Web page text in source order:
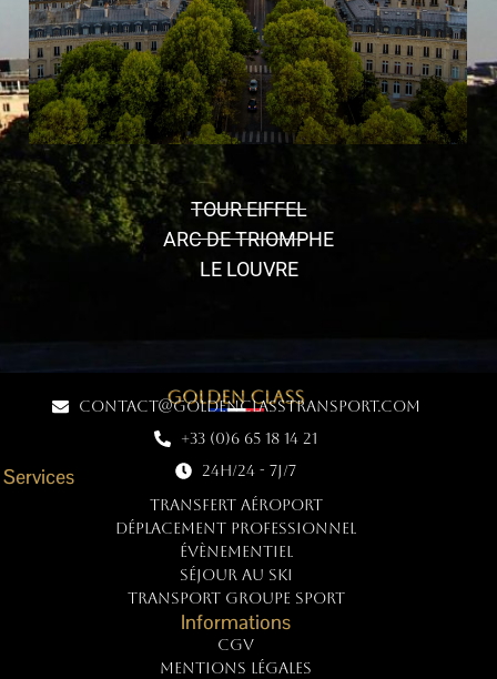
TOUR EIFFEL
ARC DE TRIOMPHE
LE LOUVRE
contact@goldenclasstransport.com
+33 (0)6 65 18 14 21
24h/24 - 7j/7
Services
TRANSFERT AÉROPORT
DÉPLACEMENT PROFESSIONNEL
ÉVÈNEMENTIEL
SÉJOUR AU SKI
TRANSPORT GROUPE SPORT
Informations
CGV
Mentions légales